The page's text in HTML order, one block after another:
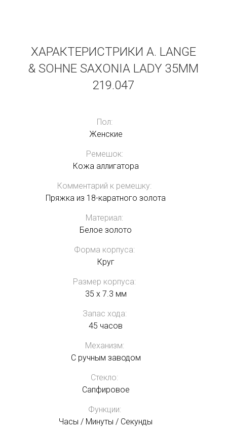
ХАРАКТЕРИСТРИКИ A. LANGE
& SOHNE SAXONIA LADY 35MM
219.047
Пол:
Женские
Ремешок:
Кожа аллигатора
Комментарий к ремешку:
Пряжка из 18-каратного золота
Материал:
Белое золото
Форма корпуса:
Круг
Размер корпуса:
35 x 7.3 мм
Запас хода:
45 часов
Механизм:
С ручным заводом
Стекло:
Сапфировое
Функции:
Часы / Минуты / Секунды